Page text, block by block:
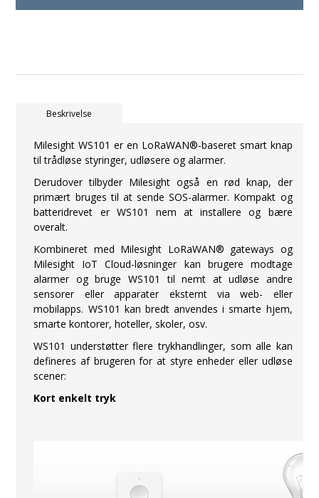
Beskrivelse
Milesight WS101 er en LoRaWAN®-baseret smart knap
til trådløse styringer, udløsere og alarmer.
Derudover tilbyder Milesight også en rød knap, der
primært bruges til at sende SOS-alarmer. Kompakt og
batteridrevet er WS101 nem at installere og bære
overalt.
Kombineret med Milesight LoRaWAN® gateways og
Milesight IoT Cloud-løsninger kan brugere modtage
alarmer og bruge WS101 til nemt at udløse andre
sensorer eller apparater eksternt via web- eller
mobilapps. WS101 kan bredt anvendes i smarte hjem,
smarte kontorer, hoteller, skoler, osv.
WS101 understøtter flere trykhandlinger, som alle kan
defineres af brugeren for at styre enheder eller udløse
scener:
Kort enkelt tryk